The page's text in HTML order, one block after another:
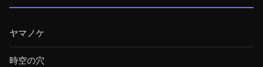
ヤマノケ
時空の穴